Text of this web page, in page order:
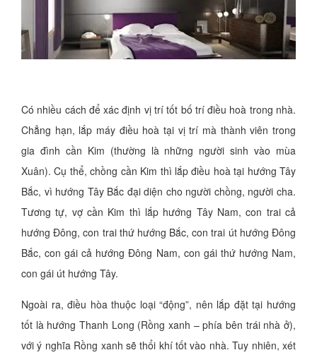
Có nhiều cách để xác định vị trí tốt bố trí điều hoà trong nhà.
Chẳng hạn, lắp máy điều hoà tại vị trí mà thành viên trong
gia đình cần Kim (thường là những người sinh vào mùa
Xuân). Cụ thể, chồng cần Kim thì lắp điều hoà tại hướng Tây
Bắc, vì hướng Tây Bắc đại diện cho người chồng, người cha.
Tương tự, vợ cần Kim thì lắp hướng Tây Nam, con trai cả
hướng Đông, con trai thứ hướng Bắc, con trai út hướng Đông
Bắc, con gái cả hướng Đông Nam, con gái thứ hướng Nam,
con gái út hướng Tây.
Ngoài ra, điều hòa thuộc loại “động”, nên lắp đặt tại hướng
tốt là hướng Thanh Long (Rồng xanh – phía bên trái nhà ở),
với ý nghĩa Rồng xanh sẽ thổi khí tốt vào nhà. Tuy nhiên, xét